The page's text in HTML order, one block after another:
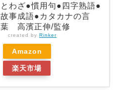
とわざ●慣用句●四字熟語●
故事成語●カタカナの言
葉 高濱正伸/監修
created by Rinker
Amazon
楽天市場